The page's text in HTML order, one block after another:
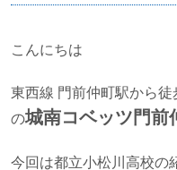
こんにちは
東西線 門前仲町駅から
の城南コベッツ門前
今回は都立小松川高校の